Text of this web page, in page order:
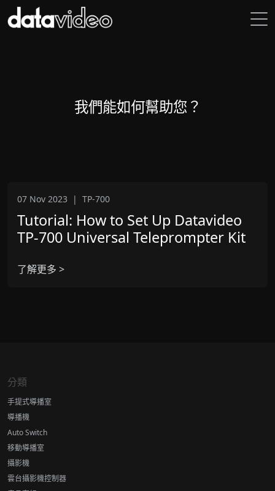
我們能如何幫助您？
07 Nov 2023 | TP-700
Tutorial: How to Set Up Datavideo
TP-700 Universal Teleprompter Kit
了解更多 >
分類
手提式導播室
導播機
Auto Switch
移動導播室
攝影機
雲台攝影機控制器